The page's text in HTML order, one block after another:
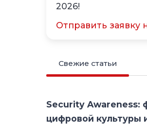
2026!
Отправить заявку
Свежие статьи
Security Awareness:
цифровой культуры